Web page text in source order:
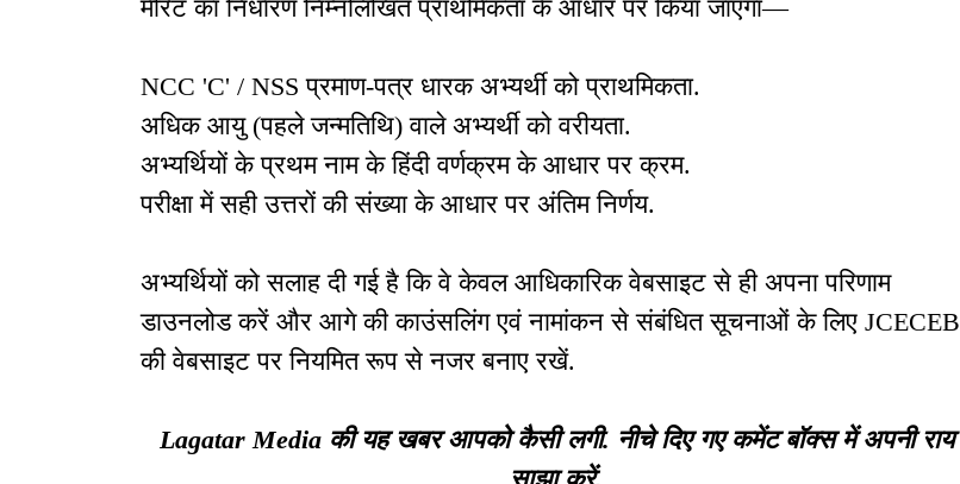
मेरिट का निर्धारण निम्नलिखित प्राथमिकता के आधार पर किया जाएगा—
NCC 'C' / NSS प्रमाण-पत्र धारक अभ्यर्थी को प्राथमिकता.
अधिक आयु (पहले जन्मतिथि) वाले अभ्यर्थी को वरीयता.
अभ्यर्थियों के प्रथम नाम के हिंदी वर्णक्रम के आधार पर क्रम.
परीक्षा में सही उत्तरों की संख्या के आधार पर अंतिम निर्णय.
अभ्यर्थियों को सलाह दी गई है कि वे केवल आधिकारिक वेबसाइट से ही अपना परिणाम
डाउनलोड करें और आगे की काउंसलिंग एवं नामांकन से संबंधित सूचनाओं के लिए JCECEB
की वेबसाइट पर नियमित रूप से नजर बनाए रखें.
Lagatar Media की यह खबर आपको कैसी लगी. नीचे दिए गए कमेंट बॉक्स में अपनी राय